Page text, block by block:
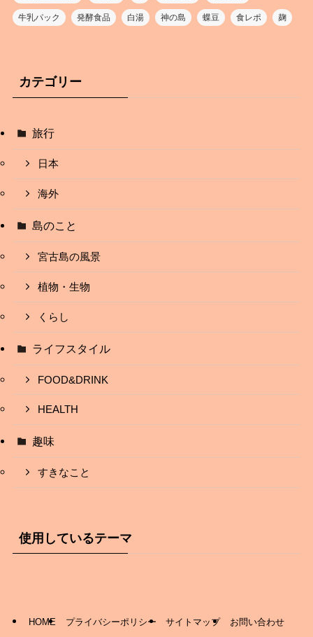
牛乳パック 発酵食品 白湯 神の島 蝶豆 食レポ 麹
カテゴリー
旅行
日本
海外
島のこと
宮古島の風景
植物・生物
くらし
ライフスタイル
FOOD&DRINK
HEALTH
趣味
すきなこと
使用しているテーマ
HOME プライバシーポリシー サイトマップ お問い合わせ